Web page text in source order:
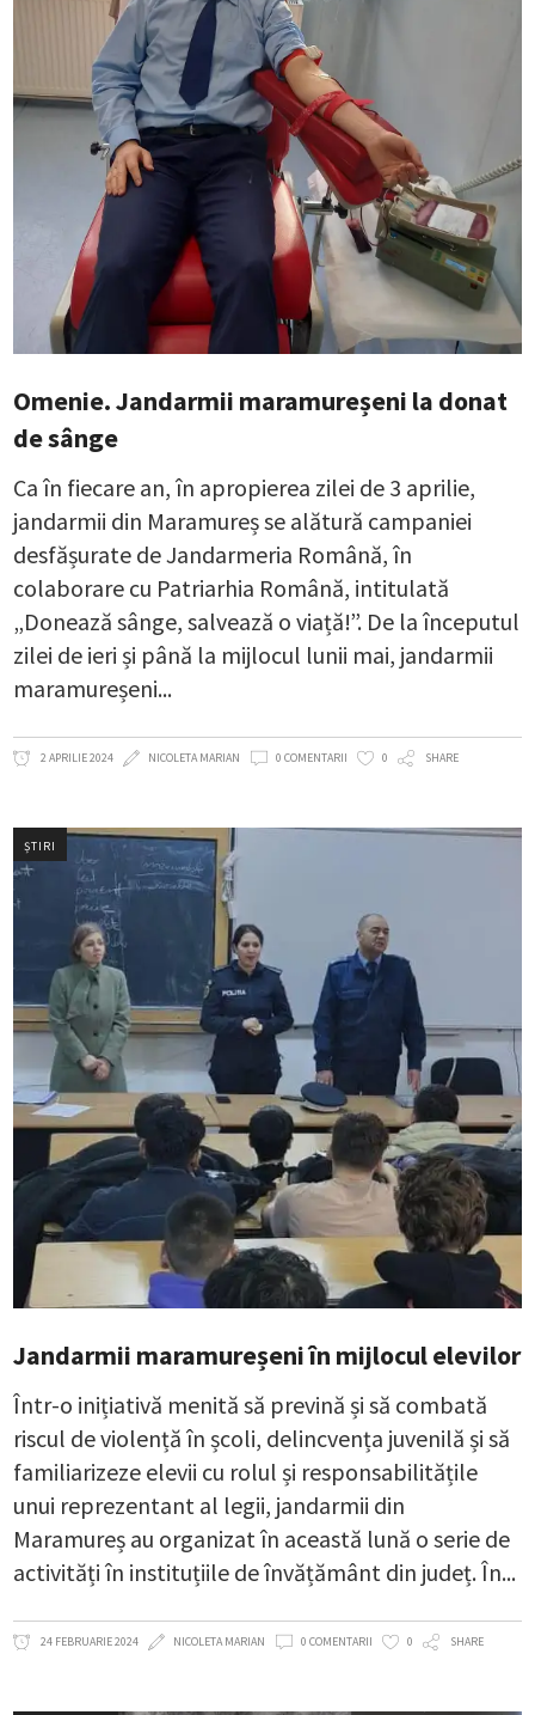
Omenie. Jandarmii maramureșeni la donat
de sânge
Ca în fiecare an, în apropierea zilei de 3 aprilie,
jandarmii din Maramureș se alătură campaniei
desfășurate de Jandarmeria Română, în
colaborare cu Patriarhia Română, intitulată
„Donează sânge, salvează o viață!”. De la începutul
zilei de ieri și până la mijlocul lunii mai, jandarmii
maramureșeni
2 APRILIE 2024 NICOLETA MARIAN 0 COMENTARII 0 SHARE
ȘTIRI
Jandarmii maramureșeni în mijlocul elevilor
Într-o inițiativă menită să prevină și să combată
riscul de violență în școli, delincvența juvenilă și să
familiarizeze elevii cu rolul și responsabilitățile
unui reprezentant al legii, jandarmii din
Maramureș au organizat în această lună o serie de
activități în instituțiile de învățământ din județ. În
24 FEBRUARIE 2024 NICOLETA MARIAN 0 COMENTARII 0 SHARE